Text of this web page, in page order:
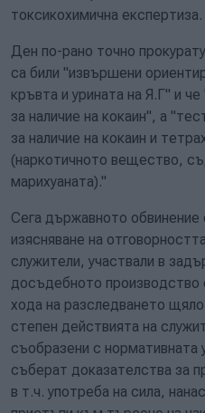
токсикохимична експертиза.
Ден по-рано точно
са били "извършени
кръвта и урината на Я.Г" и
за наличие на кокаин", а
за наличие на кокаин и
(наркотичното вещество,
марихуаната)."
Сега държавното обвинение
изясняване на
служители, участвали в
досъдебното производство
хода на разследването
степен действията на
съобразени с нормативната
съберат доказателства за
в т.ч. употреба на сила,